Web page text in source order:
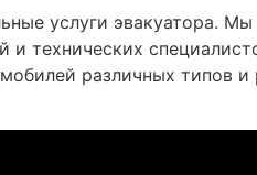
услуги эвакуатора.
технических
различных типов